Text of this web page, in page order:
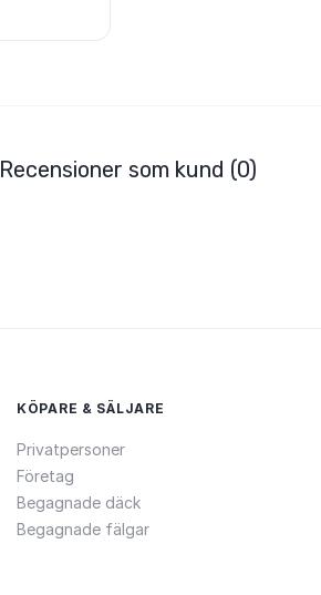
Recensioner som kund (0)
KÖPARE & SÄLJARE
Privatpersoner
Företag
Begagnade däck
Begagnade fälgar